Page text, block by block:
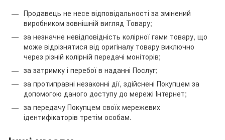
Продавець не несе відповідальності за змінений
виробником зовнішній вигляд Товару;
за незначне невідповідність колірної гами товару, що
може відрізнятися від оригіналу товару виключно
через різній колірній передачі моніторів;
за затримку і перебої в наданні Послуг;
за протиправні незаконні дії, здійснені Покупцем за
допомогою даного доступу до мережі Інтернет;
за передачу Покупцем своїх мережевих
ідентифікаторів третім особам.